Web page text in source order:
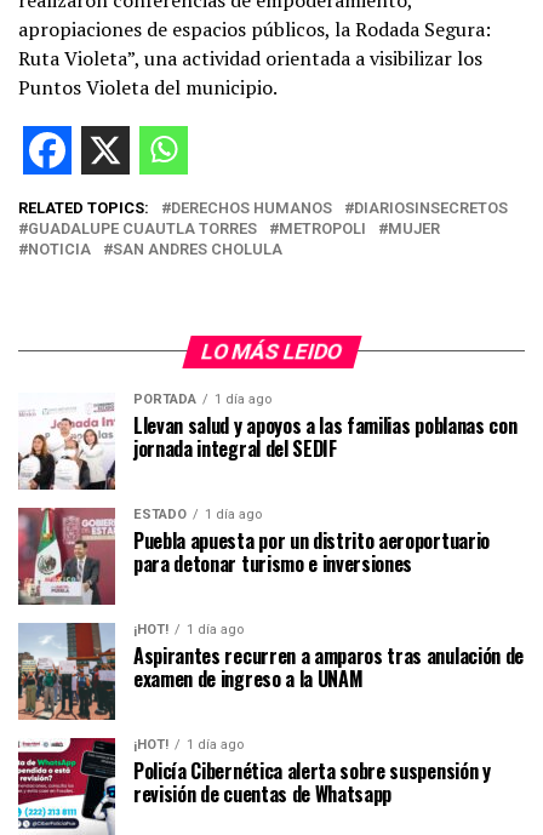
apropiaciones de espacios públicos, la Rodada Segura:
Ruta Violeta”, una actividad orientada a visibilizar los
Puntos Violeta del municipio.
RELATED TOPICS: DERECHOS HUMANOS
DIARIOSINSECRETOS
GUADALUPE CUAUTLA TORRES
METROPOLI
MUJER
NOTICIA
SAN ANDRES CHOLULA
LO MÁS LEIDO
PORTADA 1 día ago
Llevan salud y apoyos a las familias poblanas con
jornada integral del SEDIF
ESTADO 1 día ago
Puebla apuesta por un distrito aeroportuario
para detonar turismo e inversiones
¡HOT! 1 día ago
Aspirantes recurren a amparos tras anulación de
examen de ingreso a la UNAM
¡HOT! 1 día ago
Policía Cibernética alerta sobre suspensión y
revisión de cuentas de Whatsapp